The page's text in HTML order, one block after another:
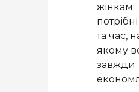
жінкам
та час,
якому
завжди